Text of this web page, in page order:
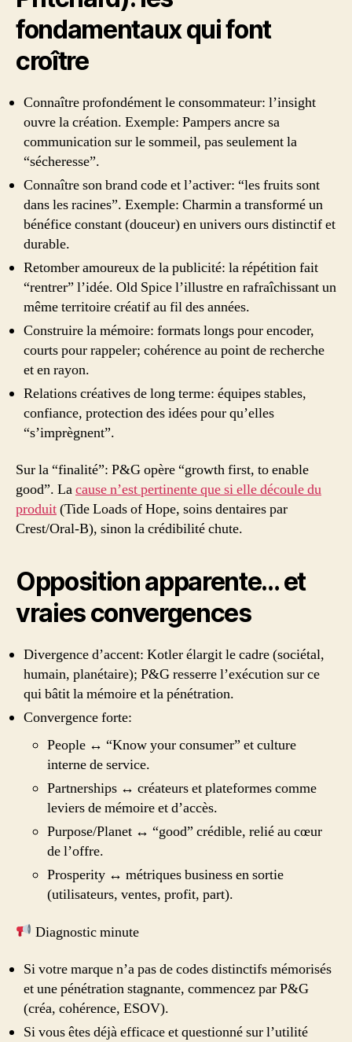
fondamentaux qui font
croître
Connaître profondément le consommateur: l’insight
ouvre la création. Exemple: Pampers ancre sa
communication sur le sommeil, pas seulement la
“sécheresse”.
Connaître son brand code et l’activer: “les fruits sont
dans les racines”. Exemple: Charmin a transformé un
bénéfice constant (douceur) en univers ours distinctif et
durable.
Retomber amoureux de la publicité: la répétition fait
“rentrer” l’idée. Old Spice l’illustre en rafraîchissant un
même territoire créatif au fil des années.
Construire la mémoire: formats longs pour encoder,
courts pour rappeler; cohérence au point de recherche
et en rayon.
Relations créatives de long terme: équipes stables,
confiance, protection des idées pour qu’elles
“s’imprègnent”.
Sur la “finalité”: P&G opère “growth first, to enable
good”. Lacause n’est pertinente que si elle découle du
produit(Tide Loads of Hope, soins dentaires par
Crest/Oral-B), sinon la crédibilité chute.
Opposition apparente… et
vraies convergences
Divergence d’accent: Kotler élargit le cadre (sociétal,
humain, planétaire); P&G resserre l’exécution sur ce
qui bâtit la mémoire et la pénétration.
Convergence forte:
People ↔ “Know your consumer” et culture
interne de service.
Partnerships ↔ créateurs et plateformes comme
leviers de mémoire et d’accès.
Purpose/Planet ↔ “good” crédible, relié au cœur
de l’offre.
Prosperity ↔ métriques business en sortie
(utilisateurs, ventes, profit, part).
Diagnostic minute
Si votre marque n’a pas de codes distinctifs mémorisés
et une pénétration stagnante, commencez par P&G
(créa, cohérence, ESOV).
Si vous êtes déjà efficace et questionné sur l’utilité